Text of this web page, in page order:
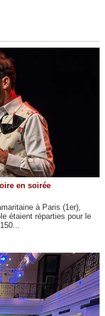
en soirée
à Paris (1er),
étaient réparties pour le